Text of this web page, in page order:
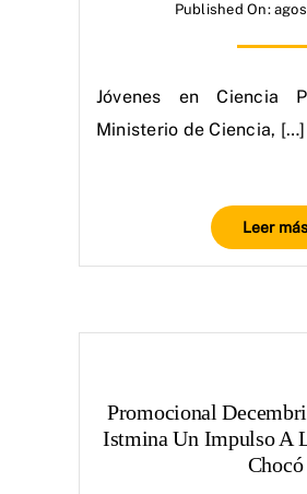
Published On:
Jóvenes en Ciencia
Ministerio de Ciencia, […]
Leer más
Promocional
Istmina Un Impulso A
Chocó